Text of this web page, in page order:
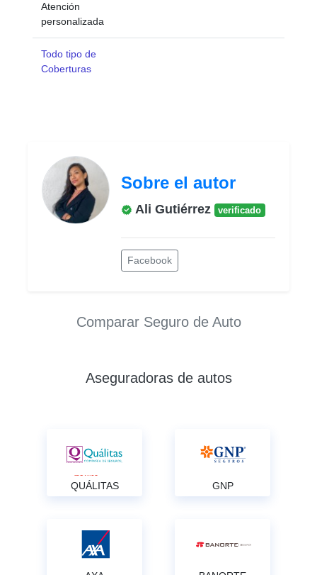
Atención
personalizada
Todo tipo de
Coberturas
Sobre el autor
Ali Gutiérrez verificado
Facebook
Comparar Seguro de Auto
Aseguradoras de autos
QUÁLITAS GNP